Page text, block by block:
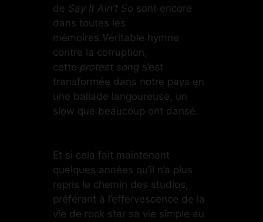
de Say It Ain’t So sont encore
dans toutes les
mémoires.Véritable hymne
contre la corruption,
cette protest song s’est
transformée dans notre pays en
une ballade langoureuse, un
slow que beaucoup ont dansé.
Et si cela fait maintenant
quelques années qu’il n’a plus
repris le chemin des studios,
préférant à l’effervescence de la
vie de rock star sa vie simple au